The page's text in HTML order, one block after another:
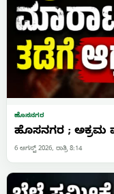
ಹೊಸನಗರ
ಹೊಸನಗರ ; ಅಕ್ರಮ
6 ಆಗಸ್ಟ್ 2026, ರಾತ್ರಿ 8:14